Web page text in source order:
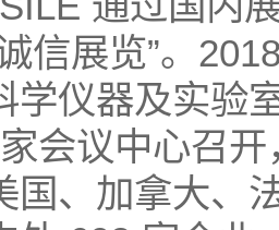
信展览”。
学仪器及实验
会议中心召
国、加拿大、